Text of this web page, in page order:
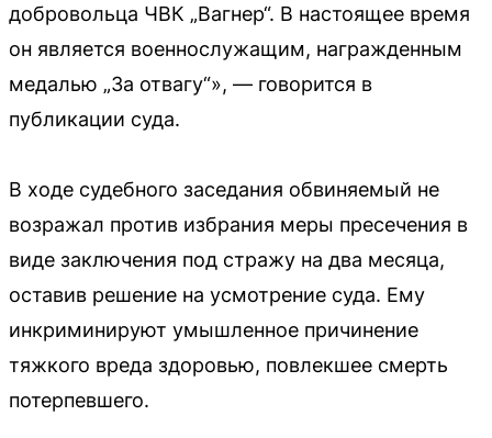
добровольца ЧВК „Вагнер“. В настоящее время
он является военнослужащим, награжденным
медалью „За отвагу“», — говорится в
публикации суда.
В ходе судебного заседания обвиняемый не
возражал против избрания меры пресечения в
виде заключения под стражу на два месяца,
оставив решение на усмотрение суда. Ему
инкриминируют умышленное причинение
тяжкого вреда здоровью, повлекшее смерть
потерпевшего.